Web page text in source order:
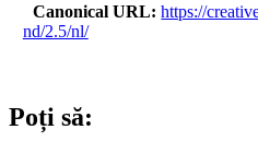
Canonical URL
https://
nd/2.5/nl/
Poți să: